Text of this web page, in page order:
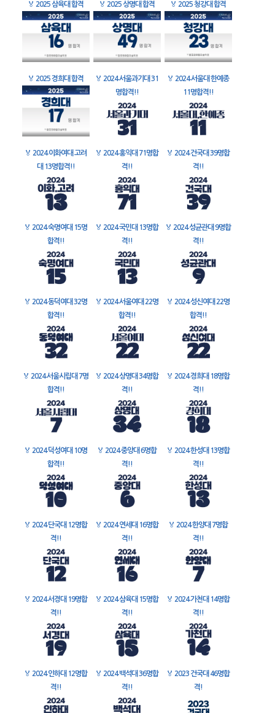
🏅 2025 삼육대 합격 🏅 2025 상명대 합격 🏅 2025 청강대 합격
🏅 2025 경희대 합격 🏅 2024 서울과기대 31
명합격!!
🏅 2024 서울대 한예종
11명합격!!
🏅 2024 이화여대 고려
대 13명합격!!
🏅 2024 홍익대 71명합
격!!
🏅 2024 건국대 39명합
격!!
🏅 2024 숙명여대 15명
합격!!
🏅 2024 국민대 13명합
격!!
🏅 2024 성균관대 9명합
격!!
🏅 2024 동덕여대 32명
합격!!
🏅 2024 서울여대 22명
합격!!
🏅 2024 성신여대 22명
합격!!
🏅 2024 서울시립대 7명
합격!!
🏅 2024 상명대 34명합
격!!
🏅 2024 경희대 18명합
격!!
🏅 2024 덕성여대 10명
합격!!
🏅 2024 중앙대 6명합
격!!
🏅 2024 한성대 13명합
격!!
🏅 2024 단국대 12명합
격!!
🏅 2024 연세대 16명합
격!!
🏅 2024 한양대 7명합
격!!
🏅 2024 서경대 19명합
격!!
🏅 2024 삼육대 15명합
격!!
🏅 2024 가천대 14명합
격!!
🏅 2024 인하대 12명합
격!!
🏅 2024 백석대 36명합
격!!
🏅 2023 건국대 46명합
격!